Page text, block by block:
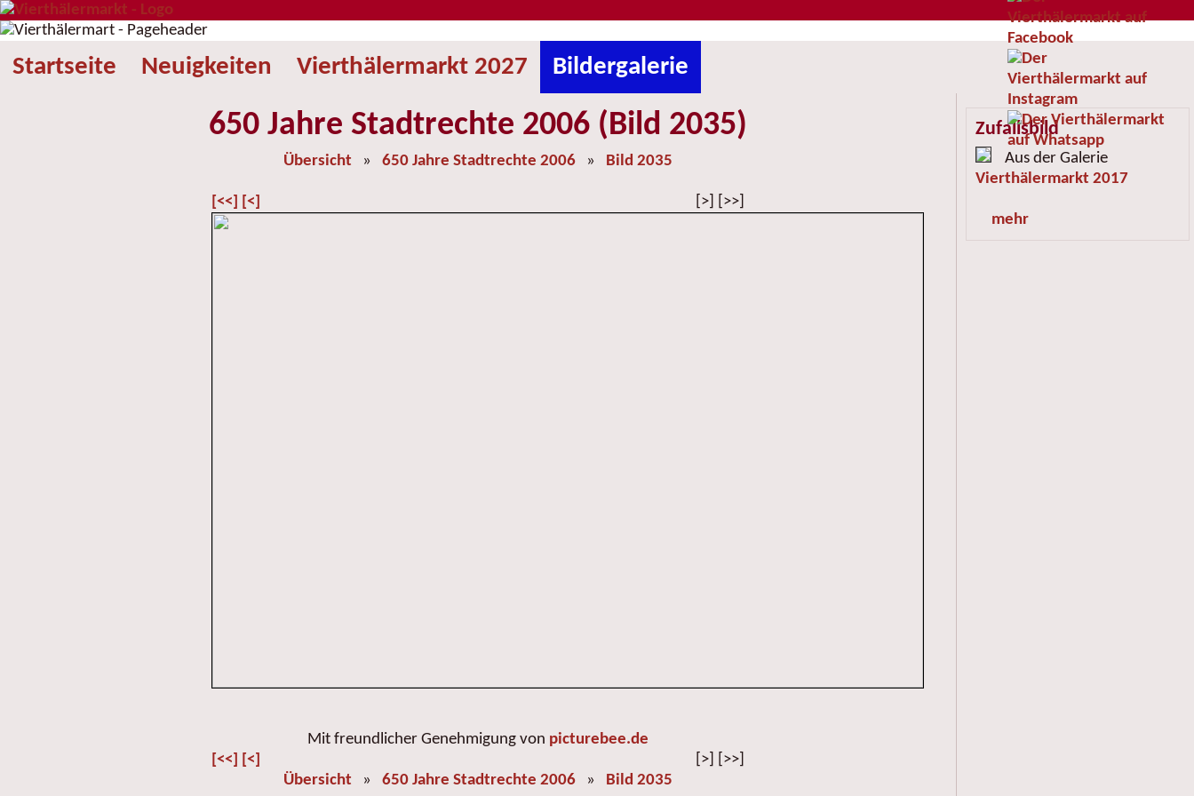
Startseite Neuigkeiten Vierthälermarkt 2027 Bildergalerie
650 Jahre Stadtrechte 2006 (Bild 2035)
Übersicht » 650 Jahre Stadtrechte 2006 » Bild 2035
[<<] [<] [>] [>>]
Mit freundlicher Genehmigung von picturebee.de
[<<] [<]
[>] [>>]
Übersicht » 650 Jahre Stadtrechte 2006 » Bild 2035
Zufallsbild
Aus der Galerie
Vierthälermarkt 2017
mehr